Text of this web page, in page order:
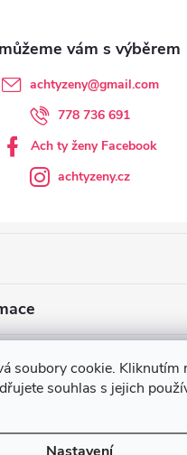
soubory cookie. Kliknutím
souhlas s jejich
achtyzeny@gmail.com
778 736 691
Ach ty ženy Facebook
achtyzeny.cz